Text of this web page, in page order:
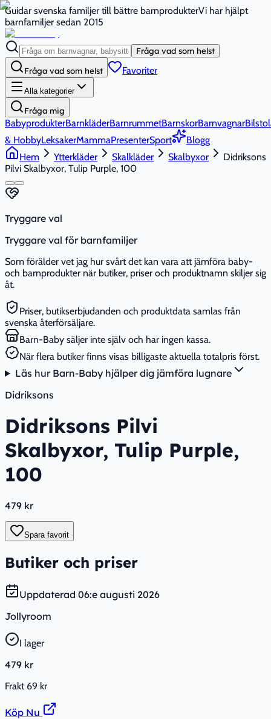
Guidar svenska familjer till bättre barnprodukterVi har hjälpt
barnfamiljer sedan 2015
Fråga vad som helst
Fråga vad som helst Favoriter
Alla kategorier
Fråga mig
BabyprodukterBarnkläderBarnrummetBarnskorBarnvagnar
& HobbyLeksakerMammaPresenterSport
Blogg
Hem
Ytterkläder Skalkläder Skalbyxor
Didriksons
Pilvi Skalbyxor, Tulip Purple, 100
Tryggare val
Tryggare val för barnfamiljer
Som förälder vet jag hur svårt det kan vara att jämföra baby-
och barnprodukter när butiker, priser och produktnamn skiljer sig
åt.
Priser, butikserbjudanden och produktdata samlas från
svenska återförsäljare.
Barn-Baby säljer inte själv och har ingen kassa.
När flera butiker finns visas billigaste aktuella totalpris först.
Läs hur Barn-Baby hjälper dig jämföra lugnare
Didriksons
Didriksons Pilvi
Skalbyxor, Tulip Purple,
100
479 kr
Spara favorit
Butiker och priser
Uppdaterad 06:e augusti 2026
Jollyroom
I lager
479 kr
Frakt 69 kr
Köp Nu